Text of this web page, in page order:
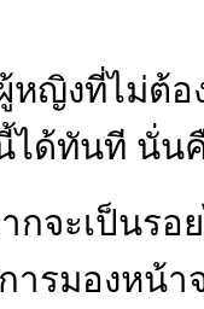
ญิงที่ไม่ต้อ
ได้ทันที นั่น
จะเป็นรอ
รมองหน้า